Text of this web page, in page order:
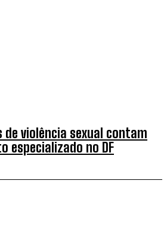
de violência sexual contam
especializado no DF